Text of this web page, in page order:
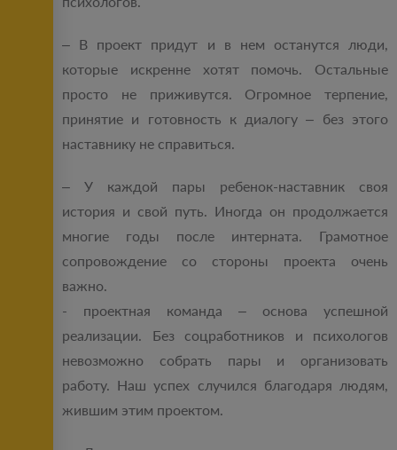
– В проект придут и в нем останутся люди,
которые искренне хотят помочь. Остальные
просто не приживутся. Огромное терпение,
принятие и готовность к диалогу – без этого
наставнику не справиться.
– У каждой пары ребенок-наставник своя
история и свой путь. Иногда он продолжается
многие годы после интерната. Грамотное
сопровождение со стороны проекта очень
важно.
- проектная команда – основа успешной
реализации. Без соцработников и психологов
невозможно собрать пары и организовать
работу. Наш успех случился благодаря людям,
жившим этим проектом.